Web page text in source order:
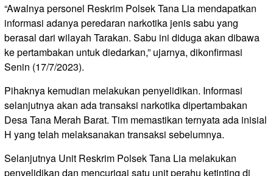
“Awalnya personel Reskrim Polsek Tana Lia mendapatkan
informasi adanya peredaran narkotika jenis sabu yang
berasal dari wilayah Tarakan. Sabu ini diduga akan dibawa
ke pertambakan untuk diedarkan,” ujarnya, dikonfirmasi
Senin (17/7/2023).
Pihaknya kemudian melakukan penyelidikan. Informasi
selanjutnya akan ada transaksi narkotika dipertambakan
Desa Tana Merah Barat. Tim memastikan ternyata ada inisial
H yang telah melaksanakan transaksi sebelumnya.
Selanjutnya Unit Reskrim Polsek Tana Lia melakukan
penyelidikan dan mencurigai satu unit perahu ketinting di